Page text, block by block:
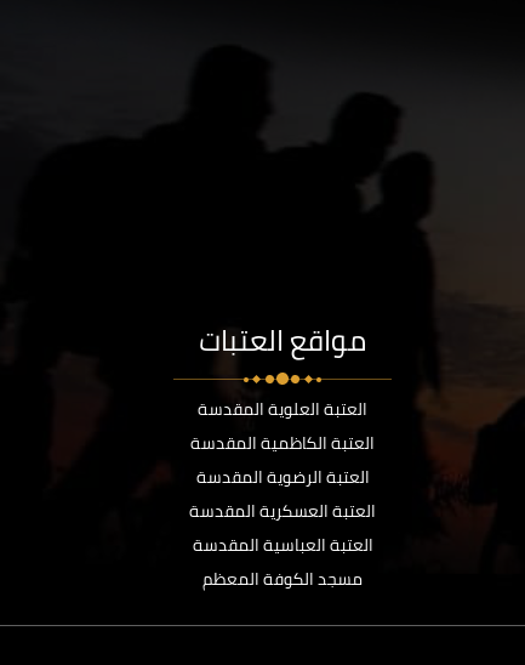
مواقع العتبات
العتبة العلوية المقدسة
العتبة الكاظمية المقدسة
العتبة الرضوية المقدسة
العتبة العسكرية المقدسة
العتبة العباسية المقدسة
مسجد الكوفة المعظم